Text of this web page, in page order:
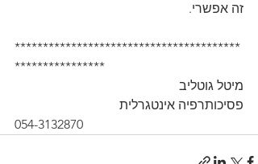
זה אפשרי.
****************************************
****************
מיטל גוטליב
פסיכותרפיה אינטגרלית
054-3132870